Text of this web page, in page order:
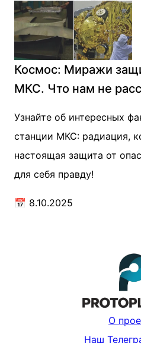
Космос: Миражи
МКС. Что нам не
Узнайте об интересных
станции МКС: радиация,
настоящая защита от
для себя правду!
📅 8.10.2025
О
Наш